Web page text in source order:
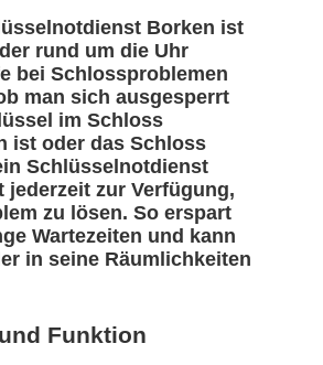
Borken ist
rund um die Uhr
bei Schlossproblemen
man sich ausgesperrt
im Schloss
ist oder das Schloss
Schlüsselnotdienst
jederzeit zur Verfügung,
zu lösen. So erspart
Wartezeiten und kann
in seine Räumlichkeiten
Funktion